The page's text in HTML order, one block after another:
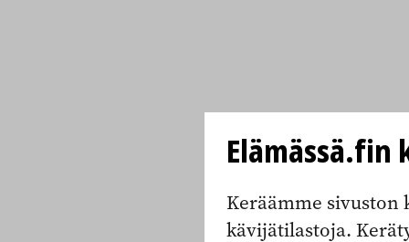
Keräämme sivuston
kävijätilastoja.